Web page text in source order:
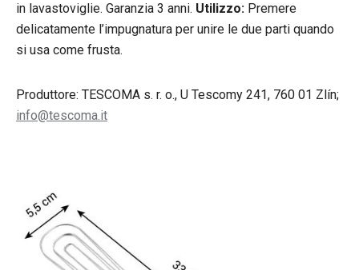
in lavastoviglie. Garanzia 3 anni. Utilizzo: Premere
delicatamente l’impugnatura per unire le due parti quando
si usa come frusta.
Produttore: TESCOMA s. r. o., U Tescomy 241, 760 01 Zlín;
info@tescoma.it